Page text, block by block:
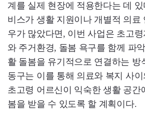
계를 실제 현장에 적용한다는 데
비스가 생활 지원이나 개별적 의료
우가 많았다면, 이번 사업은 초고
와 주거환경, 돌봄 욕구를 함께 파
활 돌봄을 유기적으로 연결하는 방
동구는 이를 통해 의료와 복지 사
초고령 어르신이 익숙한 생활 공간
봄을 받을 수 있도록 할 계획이다.